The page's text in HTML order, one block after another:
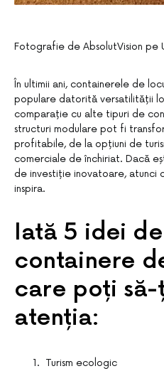
Fotografie de AbsolutVision pe
În ultimii ani, containerele de
populare datorită versatilității
comparație cu alte tipuri de
structuri modulare pot fi
profitabile, de la opțiuni de
comerciale de închiriat. Dacă
de investiție inovatoare, atunci
inspira.
Iată 5 idei
containere
care poți
atenția:
Turism ecologic